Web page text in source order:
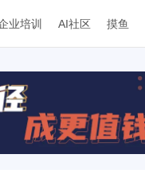
业培训 AI社区 摸鱼